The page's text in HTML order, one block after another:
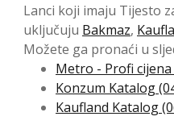
Lanci koji imaju Tijesto
uključuju Bakmaz,
Možete ga pronaći u
Metro - Profi cijena
Konzum Katalog
Kaufland Katalog